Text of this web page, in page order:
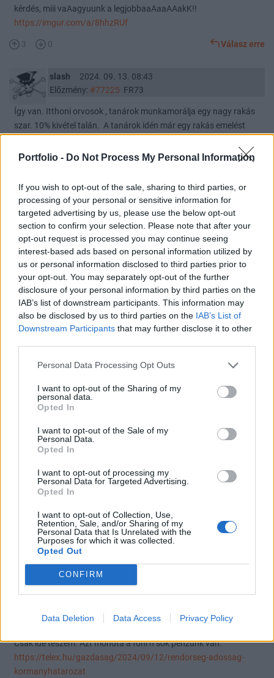
Portfolio - Do Not Process My Personal Information
If you wish to opt-out of the sale, sharing to third parties, or
processing of your personal or sensitive information for
targeted advertising by us, please use the below opt-out
section to confirm your selection. Please note that after your
opt-out request is processed you may continue seeing
interest-based ads based on personal information utilized by
us or personal information disclosed to third parties prior to
your opt-out. You may separately opt-out of the further
disclosure of your personal information by third parties on the
IAB’s list of downstream participants. This information may
also be disclosed by us to third parties on the IAB’s List of
Downstream Participants that may further disclose it to other
Personal Data Processing Opt Outs
I want to opt-out of the Sharing of my
personal data.
Opted In
I want to opt-out of the Sale of my
Personal Data.
Opted In
I want to opt-out of processing my
Personal Data for Targeted Advertising.
Opted In
I want to opt-out of Collection, Use,
Retention, Sale, and/or Sharing of my
Personal Data that Is Unrelated with the
Purposes for which it was collected.
Opted Out
CONFIRM
Data Deletion Data Access Privacy Policy
kérdés, miii vaAagyuunk a legjobbaaAaaAAakK!!
https://imgur.com/a/8hhzRUf
3 0 Válasz erre
slash
2024. 09. 13. 08:43
Előzmény: #77225 FR73
Így van. Itthoni orvosok , tanárok munkamorálja egy nagy rakás
szar. 10% kivétel talán. A tanárok idén már egy rakás emelést
szülöire járok így nem a macskás nőktől kaptam az infót. A
otthonlét=full fizu élethez. erről ennyit.
1 1 Válasz erre
x2029J 2024. 09. 13. 08:34
Igaza van orbánnak! Az itteni propagandisták is iszonyat
gyengék... LOL
https://mfor.hu/cikkek/kozelet/megremeghet-rogan-antal-
pozicioja-is-nem-elegedett-orban-viktor-a-
kormanypropagandaval.html
0 1 Válasz erre
Előzmény:#77220 Törölt felhasználó
A másik 50% pedig tisztában van azzal, hogy nagy a
munkaerőhiány, és ha csak szimplán sz@rul dolgozik, akkor se
fogják sose kirúgni. 50% jól dolgozó sose fog jó egészségügyet
csinálni.
Ezt a morális helyzetet Kádár óta rakta össze a magyar politika, és
Orbán is hozzátette a magáét az elmúlt 14 évben. Éveken át
halogatta a bérrendezést, a legjobbak már akkor leléptek (külföld,
magán).
Kb esélytelen lesz neki 2026-ig érdemben rendbetenni, belesétált a
saját csapdájába. Az egész rendszer működése egy káosz, és a
benne levők nem fogják támogatni a változtatást.
Csak ide teszem. Azt mondta a foni h sok penzunk van.
https://telex.hu/gazdasag/2024/09/12/rendorseg-adossag-
kormanyhatarozat